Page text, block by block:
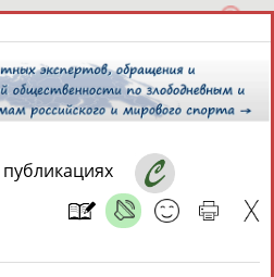
2026 года,
И СПЕЦИАЛИСТЫ
публикациях